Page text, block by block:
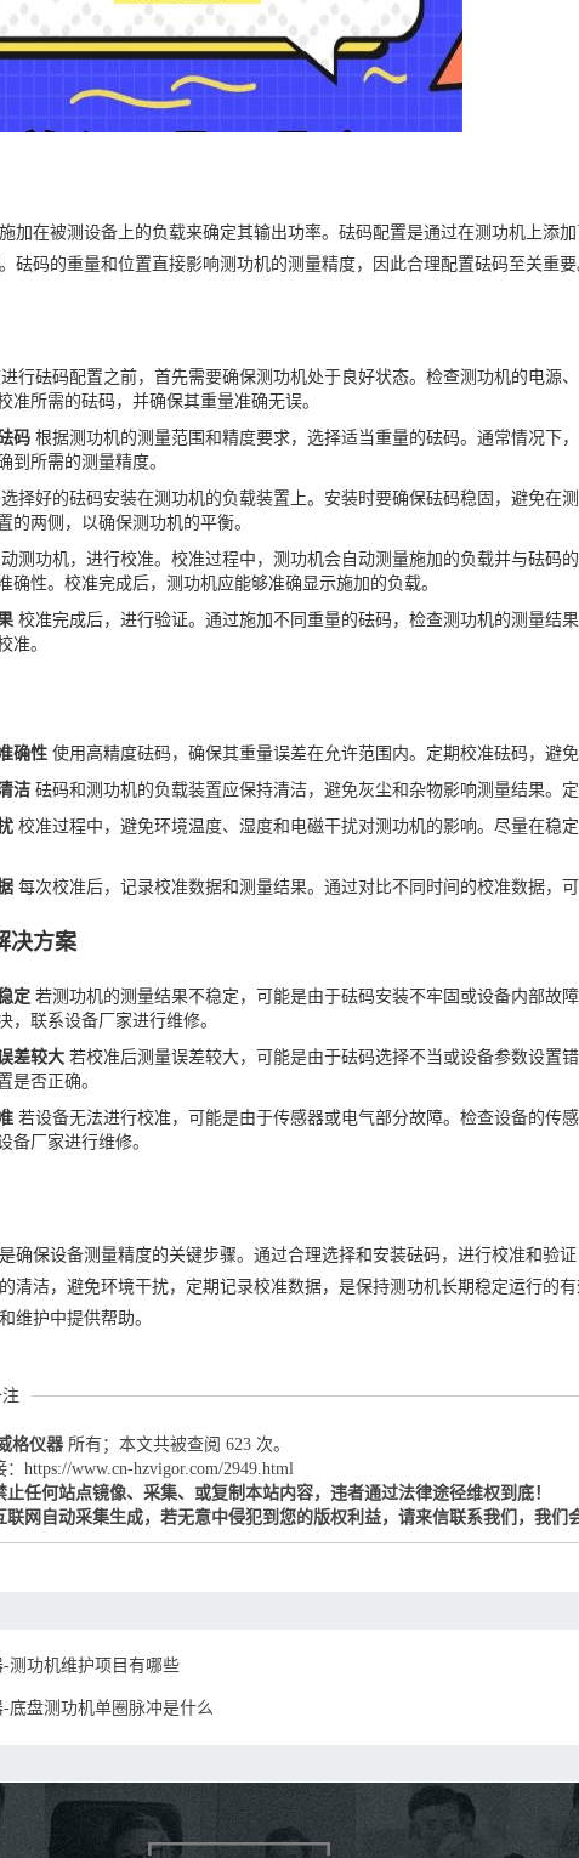
加在被测设备上的负载来确定其输出功率。砝码配置是通过在测功机上添
砝码的重量和位置直接影响测功机的测量精度，因此合理配置砝码至关重要
行砝码配置之前，首先需要确保测功机处于良好状态。检查测功机的电源
准所需的砝码，并确保其重量准确无误。
码 根据测功机的测量范围和精度要求，选择适当重量的砝码。通常情况下
到所需的测量精度。
择好的砝码安装在测功机的负载装置上。安装时要确保砝码稳固，避免在
的两侧，以确保测功机的平衡。
测功机，进行校准。校准过程中，测功机会自动测量施加的负载并与砝码
确性。校准完成后，测功机应能够准确显示施加的负载。
校准完成后，进行验证。通过施加不同重量的砝码，检查测功机的测量结
准。
确性 使用高精度砝码，确保其重量误差在允许范围内。定期校准砝码，避
洁 砝码和测功机的负载装置应保持清洁，避免灰尘和杂物影响测量结果。
校准过程中，避免环境温度、湿度和电磁干扰对测功机的影响。尽量在稳
每次校准后，记录校准数据和测量结果。通过对比不同时间的校准数据，
决方案
定 若测功机的测量结果不稳定，可能是由于砝码安装不牢固或设备内部故
，联系设备厂家进行维修。
差较大 若校准后测量误差较大，可能是由于砝码选择不当或设备参数设置
是否正确。
若设备无法进行校准，可能是由于传感器或电气部分故障。检查设备的传
备厂家进行维修。
确保设备测量精度的关键步骤。通过合理选择和安装砝码，进行校准和验
清洁，避免环境干扰，定期记录校准数据，是保持测功机长期稳定运行的
维护中提供帮助。
格仪器 所有；本文共被查阅 623 次。
https://www.cn-hzvigor.com/2949.html
止任何站点镜像、采集、或复制本站内容，违者通过法律途径维权到底！
联网自动采集生成，若无意中侵犯到您的版权利益，请来信联系我们，我们
-测功机维护项目有哪些
-底盘测功机单圈脉冲是什么